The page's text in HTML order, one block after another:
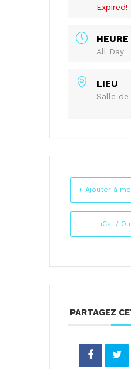
Expired!
HEURE
All Day
LIEU
Salle de
+ Ajouter à
+ iCal /
PARTAGEZ